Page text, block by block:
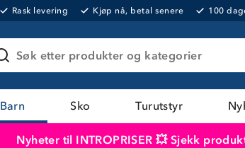
Rask levering Kjøp nå, betal senere 100
Søk etter produkter og kategorier
Barn Sko Turutstyr
Nyheter til INTROPRISER 💥 Sjekk